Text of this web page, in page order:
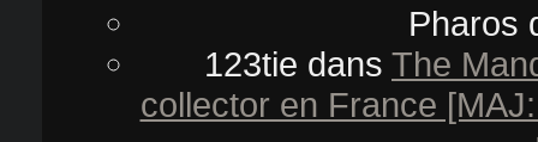
Pharos
123tie dans The
collector en France